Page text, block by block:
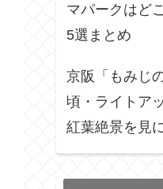
マパークはど
5選まとめ
京阪「もみじ
頃・ライトア
紅葉絶景を見